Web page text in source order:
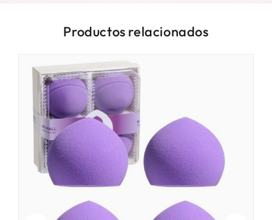
Productos relacionados